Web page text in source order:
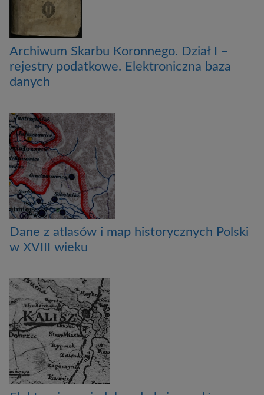
Archiwum Skarbu Koronnego. Dział I –
rejestry podatkowe. Elektroniczna baza
danych
Dane z atlasów i map historycznych Polski
w XVIII wieku